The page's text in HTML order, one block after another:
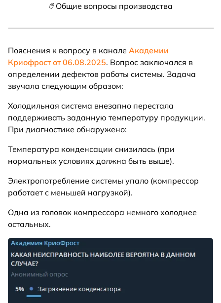
Общие вопросы производства
Пояснения к вопросу в канале Академии
Криофрост от 06.08.2025. Вопрос заключался в
определении дефектов работы системы. Задача
звучала следующим образом:
Холодильная система внезапно перестала
поддерживать заданную температуру продукции.
При диагностике обнаружено:
Температура конденсации снизилась (при
нормальных условиях должна быть выше).
Электропотребление системы упало (компрессор
работает с меньшей нагрузкой).
Одна из головок компрессора немного холоднее
остальных.